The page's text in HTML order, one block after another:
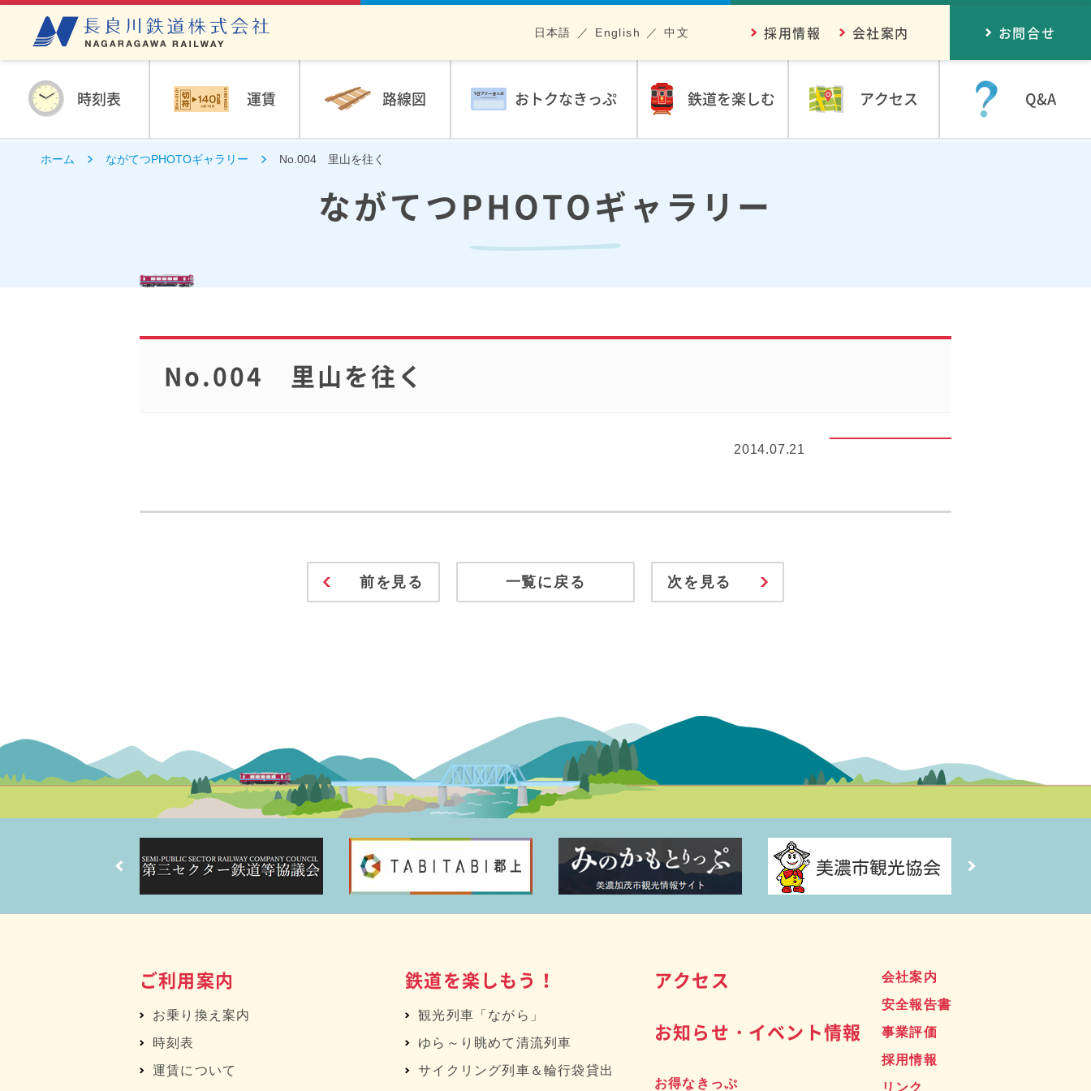
時刻表 運賃 路線図 おトクなきっぷ 鉄道を楽しむ アクセス Q&A
採用情報 会社案内
日本語 English 中文 お問合せ
ホーム ながてつPHOTOギャラリー No.004 里山を往く
ながてつPHOTOギャラリー
No.004 里山を往く
2014.07.21
前を見る 一覧に戻る 次を見る
ご利用案内
お乗り換え案内
時刻表
運賃について
鉄道を楽しもう！
観光列車「ながら」
ゆら～り眺めて清流列車
サイクリング列車＆輪行袋貸出
アクセス
お知らせ・イベント情報
お得なきっぷ
会社案内
安全報告書
事業評価
採用情報
リンク